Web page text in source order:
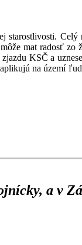
starostlivosti. Celý
mat radosť zo
KSČ a
na území
a v